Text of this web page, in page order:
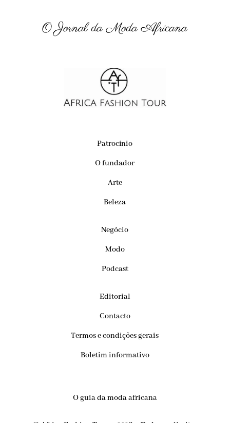
O Jornal da Moda Africana
Patrocínio
O fundador
Arte
Beleza
Negócio
Modo
Podcast
Editorial
Contacto
Termos e condições gerais
Boletim informativo
O guia da moda africana